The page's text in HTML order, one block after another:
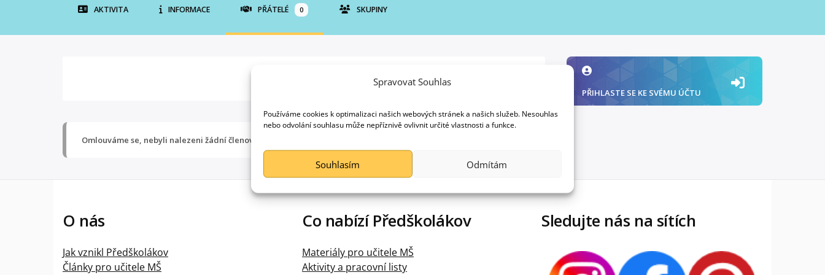
Spravovat Souhlas
Používáme cookies k optimalizaci našich webových stránek a našich služeb. Nesouhlas
nebo odvolání souhlasu může nepříznivě ovlivnit určité vlastnosti a funkce.
Souhlasím Odmítám
AKTIVITA INFORMACE PŘÁTELÉ 0 SKUPINY
Seřadit podle: Naposledy aktivní
Omlouváme se, nebyli nalezeni žádní členové.
PŘIHLASTE SE KE SVÉMU ÚČTU
O nás
Jak vznikl Předškolákov
Články pro učitele MŠ
Co nabízí Předškolákov
Materiály pro učitele MŠ
Aktivity a pracovní listy
Sledujte nás na sítích